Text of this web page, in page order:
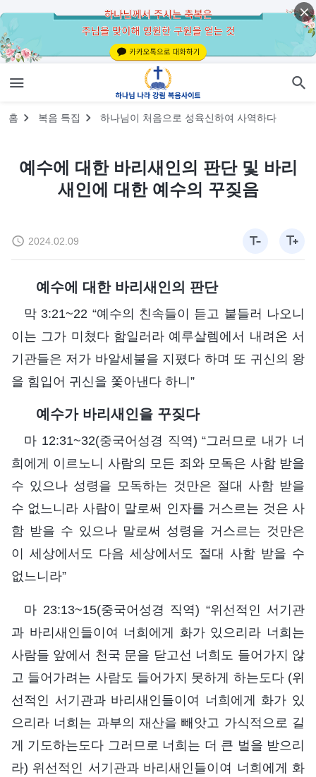
홈 복음 특집 하나님이 처음으로 성육신하여 사역하다
예수에 대한 바리새인의 판단 및 바리
새인에 대한 예수의 꾸짖음
2024.02.09
예수에 대한 바리새인의 판단
막 3:21~22 “예수의 친속들이 듣고 붙들러 나오니
이는 그가 미쳤다 함일러라 예루살렘에서 내려온 서
기관들은 저가 바알세불을 지폈다 하며 또 귀신의 왕
을 힘입어 귀신을 쫓아낸다 하니”
예수가 바리새인을 꾸짖다
마 12:31~32(중국어성경 직역) “그러므로 내가 너
희에게 이르노니 사람의 모든 죄와 모독은 사함 받을
수 있으나 성령을 모독하는 것만은 절대 사함 받을
수 없느니라 사람이 말로써 인자를 거스르는 것은 사
함 받을 수 있으나 말로써 성령을 거스르는 것만은
이 세상에서도 다음 세상에서도 절대 사함 받을 수
없느니라”
마 23:13~15(중국어성경 직역) “위선적인 서기관
과 바리새인들이여 너희에게 화가 있으리라 너희는
사람들 앞에서 천국 문을 닫고선 너희도 들어가지 않
고 들어가려는 사람도 들어가지 못하게 하는도다 (위
선적인 서기관과 바리새인들이여 너희에게 화가 있
으리라 너희는 과부의 재산을 빼앗고 가식적으로 길
게 기도하는도다 그러므로 너희는 더 큰 벌을 받으리
라) 위선적인 서기관과 바리새인들이여 너희에게 화